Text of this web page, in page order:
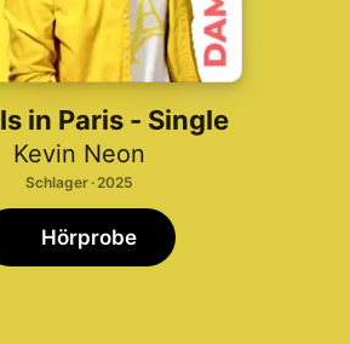
in Paris - Single
Kevin Neon
Schlager · 2025
Hörprobe